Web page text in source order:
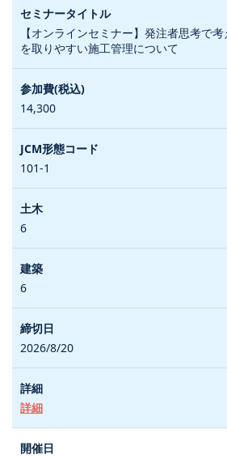
【オンラインセミナー】発注者思考で
を取りやすい施工管理について
14,300
101-1
6
6
2026/8/20
詳細